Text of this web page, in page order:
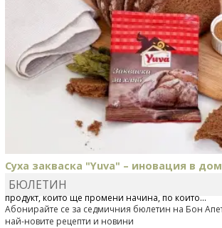
Суха закваска "Yuva" – иновация в
Отскоро Лесафр България стартира предлагането
продукт, който ще промени начина, по който...
БЮЛЕТИН
Абонирайте се за седмичния бюлетин на Бон
най-новите рецепти и новини